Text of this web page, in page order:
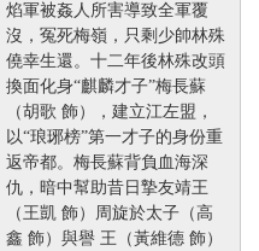
焰軍被姦人所害導致全軍覆
沒，冤死梅嶺，只剩少帥林殊
僥幸生還。十二年後林殊改頭
換面化身“麒麟才子”梅長蘇
（胡歌 飾），建立江左盟，
以“琅琊榜”第一才子的身份重
返帝都。梅長蘇背負血海深
仇，暗中幫助昔日摯友靖王
（王凱 飾）周旋於太子（高
鑫 飾）與譽 王（黃維德 飾）